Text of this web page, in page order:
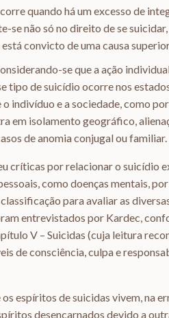
quando há um excesso de
se não só no direito de se
convicto de uma causa
se que a ação
tipo de suicídio ocorre nos
indivíduo e a sociedade, como
em isolamento geográfico,
de anomia conjugal ou familiar.
críticas por relacionar o suicídio
como doenças mentais,
para avaliar as
entrevistados por Kardec,
V – Suicidas (cuja leitura
de consciência, culpa e
espíritos de suicidas vivem, na
desencarnados devido a